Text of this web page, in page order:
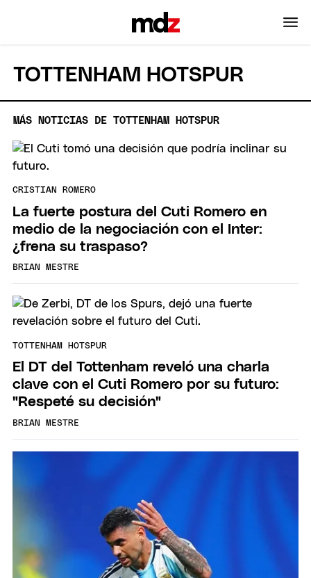
TOTTENHAM HOTSPUR
MÁS NOTICIAS DE TOTTENHAM HOTSPUR
CRISTIAN ROMERO
La fuerte postura del Cuti Romero en
medio de la negociación con el Inter:
¿frena su traspaso?
BRIAN MESTRE
TOTTENHAM HOTSPUR
El DT del Tottenham reveló una charla
clave con el Cuti Romero por su futuro:
"Respeté su decisión"
BRIAN MESTRE